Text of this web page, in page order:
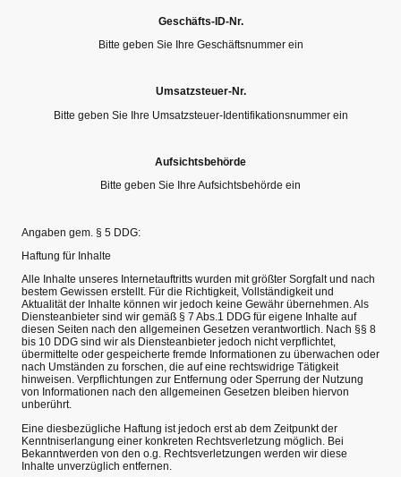
Geschäfts-ID-Nr.
Bitte geben Sie Ihre Geschäftsnummer ein
Umsatzsteuer-Nr.
Bitte geben Sie Ihre Umsatzsteuer-Identifikationsnummer ein
Aufsichtsbehörde
Bitte geben Sie Ihre Aufsichtsbehörde ein
Angaben gem. § 5 DDG:
Haftung für Inhalte
Alle Inhalte unseres Internetauftritts wurden mit größter Sorgfalt und nach
bestem Gewissen erstellt. Für die Richtigkeit, Vollständigkeit und
Aktualität der Inhalte können wir jedoch keine Gewähr übernehmen. Als
Diensteanbieter sind wir gemäß § 7 Abs.1 DDG für eigene Inhalte auf
diesen Seiten nach den allgemeinen Gesetzen verantwortlich. Nach §§ 8
bis 10 DDG sind wir als Diensteanbieter jedoch nicht verpflichtet,
übermittelte oder gespeicherte fremde Informationen zu überwachen oder
nach Umständen zu forschen, die auf eine rechtswidrige Tätigkeit
hinweisen. Verpflichtungen zur Entfernung oder Sperrung der Nutzung
von Informationen nach den allgemeinen Gesetzen bleiben hiervon
unberührt.
Eine diesbezügliche Haftung ist jedoch erst ab dem Zeitpunkt der
Kenntniserlangung einer konkreten Rechtsverletzung möglich. Bei
Bekanntwerden von den o.g. Rechtsverletzungen werden wir diese
Inhalte unverzüglich entfernen.